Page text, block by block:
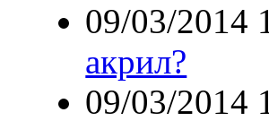
09/03/2014
акрил?
09/03/2014